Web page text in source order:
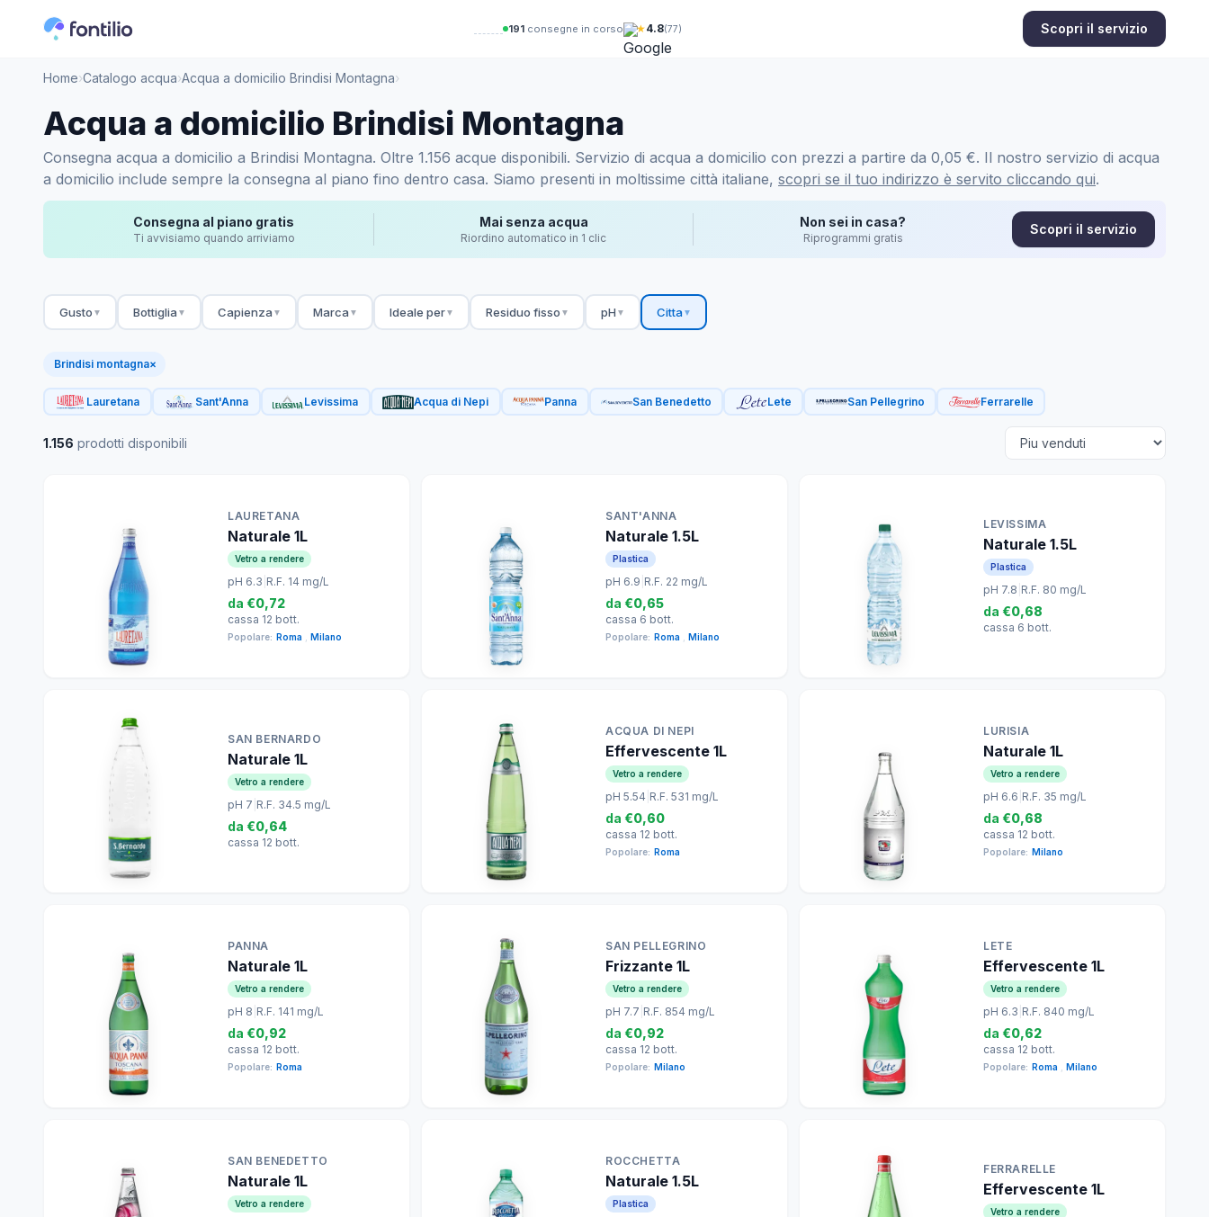
194 consegne in corso ★4.8(77) Scopri il servizio
Home›Catalogo acqua›Acqua a domicilio Brindisi Montagna›
Acqua a domicilio Brindisi Montagna
Consegna acqua a domicilio a Brindisi Montagna. Oltre 1.156 acque disponibili. Servizio di acqua a domicilio con prezzi a partire da 0,05 €. Il nostro servizio di acqua
a domicilio include sempre la consegna al piano fino dentro casa. Siamo presenti in moltissime città italiane, scopri se il tuo indirizzo è servito cliccando qui.
Consegna al piano gratis
Ti avvisiamo quando arriviamo
Mai senza acqua
Riordino automatico in 1 clic
Non sei in casa?
Riprogrammi gratis
Scopri il servizio
Gusto ▼ Bottiglia ▼ Capienza ▼ Marca ▼ Ideale per▼ Residuo fisso ▼ pH ▼ Citta▼
Brindisi montagna×
Lauretana Sant'Anna Levissima Acqua di Nepi Panna San Benedetto Lete San Pellegrino Ferrarelle
1.156 prodotti disponibili
LAURETANA
Naturale 1L
Vetro a rendere
pH 6.3 R.F. 14 mg/L
da €0,72
cassa 12 bott.
Popolare: Roma Milano
SANT'ANNA
Naturale 1.5L
Plastica
pH 6.9 R.F. 22 mg/L
da €0,65
cassa 6 bott.
Popolare: Roma Milano
LEVISSIMA
Naturale 1.5L
Plastica
pH 7.8 R.F. 80 mg/L
da €0,68
cassa 6 bott.
SAN BERNARDO
Naturale 1L
Vetro a rendere
pH 7 R.F. 34.5 mg/L
da €0,64
cassa 12 bott.
ACQUA DI NEPI
Effervescente 1L
Vetro a rendere
pH 5.54 R.F. 531 mg/L
da €0,60
cassa 12 bott.
Popolare: Roma
LURISIA
Naturale 1L
Vetro a rendere
pH 6.6 R.F. 35 mg/L
da €0,68
cassa 12 bott.
Popolare: Milano
PANNA
Naturale 1L
Vetro a rendere
pH 8 R.F. 141 mg/L
da €0,92
cassa 12 bott.
Popolare: Roma
SAN PELLEGRINO
Frizzante 1L
Vetro a rendere
pH 7.7 R.F. 854 mg/L
da €0,92
cassa 12 bott.
Popolare: Milano
LETE
Effervescente 1L
Vetro a rendere
pH 6.3 R.F. 840 mg/L
da €0,62
cassa 12 bott.
Popolare: Roma Milano
SAN BENEDETTO
Naturale 1L
Vetro a rendere
ROCCHETTA
Naturale 1.5L
Plastica
FERRARELLE
Effervescente 1L
Vetro a rendere